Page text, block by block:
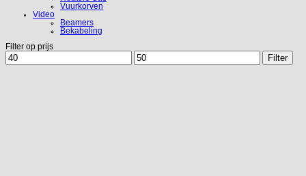
Vuurkorven
Video
Beamers
Bekabeling
Filter op prijs
Min.
prijs
Max.
prijs
Filter